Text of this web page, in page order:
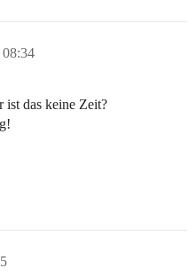
das keine Zeit?